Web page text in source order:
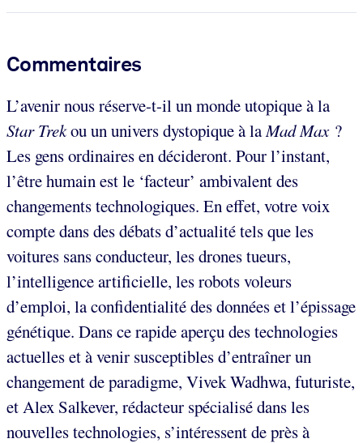
Commentaires
L’avenir nous réserve-t-il un monde utopique à la
Star Trekou un univers dystopique à laMad Max ?
Les gens ordinaires en décideront. Pour l’instant,
l’être humain est le ‘facteur’ ambivalent des
changements technologiques. En effet, votre voix
compte dans des débats d’actualité tels que les
voitures sans conducteur, les drones tueurs,
l’intelligence artificielle, les robots voleurs
d’emploi, la confidentialité des données et l’épissage
génétique. Dans ce rapide aperçu des technologies
actuelles et à venir susceptibles d’entraîner un
changement de paradigme, Vivek Wadhwa, futuriste,
et Alex Salkever, rédacteur spécialisé dans les
nouvelles technologies, s’intéressent de près à